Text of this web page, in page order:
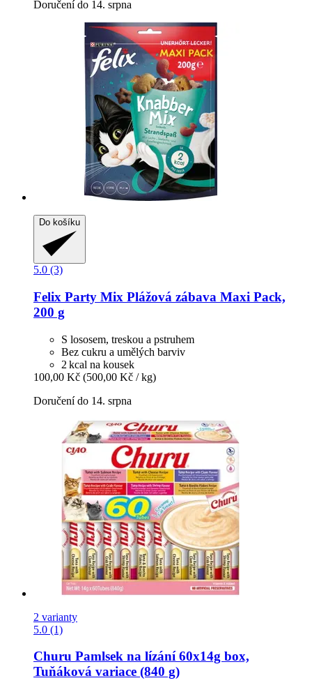
Doručení do 14. srpna
Do košíku
5.0 (3)
Felix Party Mix Plážová zábava Maxi Pack,
200 g
S lososem, treskou a pstruhem
Bez cukru a umělých barviv
2 kcal na kousek
100,00 Kč (500,00 Kč / kg)
Doručení do 14. srpna
2 varianty
5.0 (1)
Churu Pamlsek na lízání 60x14g box,
Tuňáková variace (840 g)